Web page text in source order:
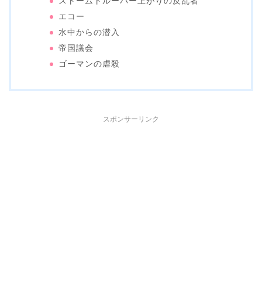
エコー
水中からの潜入
帝国議会
ゴーマンの虐殺
スポンサーリンク